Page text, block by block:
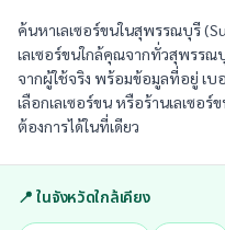
ค้นหาเลเซอร์ขนในสุพรรณบุรี
เลเซอร์ขนใกล้คุณจากทั่วสุพรรณ
จากผู้ใช้จริง พร้อมข้อมูลที่อยู่ เบ
เลือกเลเซอร์ขน หรือร้านเลเซอ
ต้องการได้ในที่เดียว
📍 ในจังหวัดใกล้เคียง